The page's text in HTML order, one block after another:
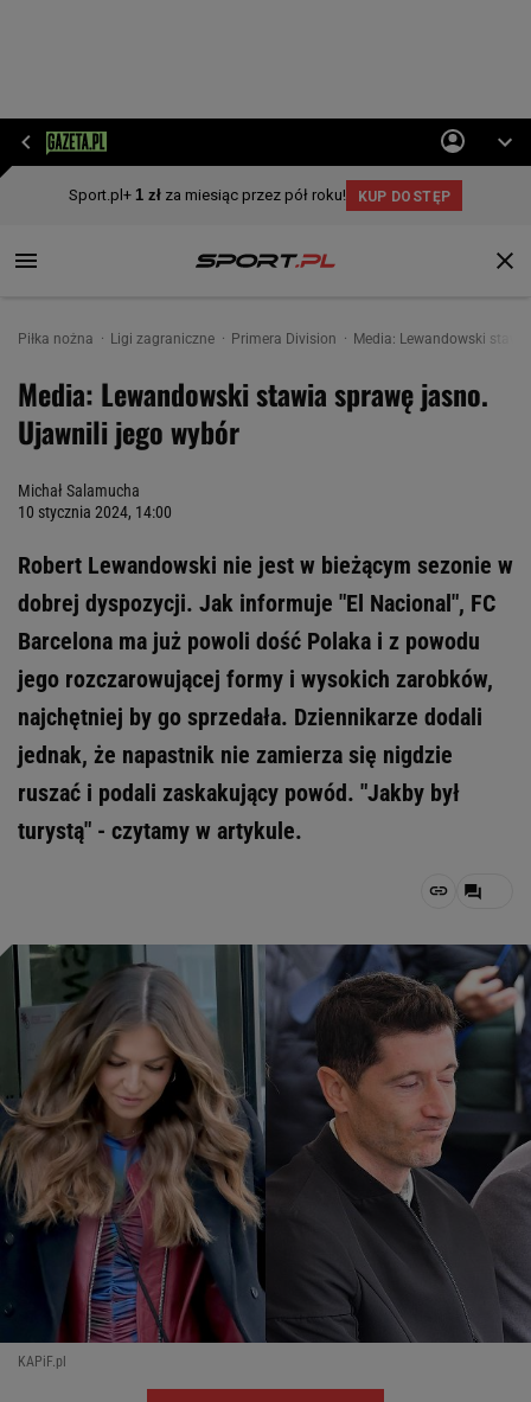
Piłka nożna Ligi zagraniczne Primera Division Media: Lewandowski
Media: Lewandowski stawia sprawę jasno.
Ujawnili jego wybór
Michał Salamucha
10 stycznia 2024, 14:00
Robert Lewandowski nie jest w bieżącym sezonie w
dobrej dyspozycji. Jak informuje "El Nacional", FC
Barcelona ma już powoli dość Polaka i z powodu
jego rozczarowującej formy i wysokich zarobków,
najchętniej by go sprzedała. Dziennikarze dodali
jednak, że napastnik nie zamierza się nigdzie
ruszać i podali zaskakujący powód. "Jakby był
turystą" - czytamy w artykule.
KAPiF.pl